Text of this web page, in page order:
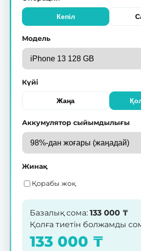
Кепіл
Модель
Күйі
Жаңа
Аккумулятор сыйымдылығы
Жинақ
Қорабы жоқ
Базалық сома: 133 000 ₸
Қолға тиетін болжамды
133 000 ₸